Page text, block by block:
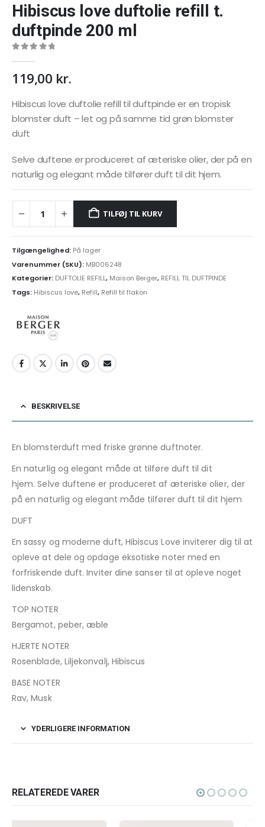
Hibiscus love duftolie refill t.
duftpinde 200 ml
119,00 kr.
Hibiscus love duftolie refill til duftpinde er en tropisk
blomster duft – let og på samme tid grøn blomster
duft
Selve duftene er produceret af æteriske olier, der på en
naturlig og elegant måde tilfører duft til dit hjem.
TILFØJ TIL KURV
Tilgængelighed: På lager
Varenummer (SKU): MB006248
Kategorier: DUFTOLIE REFILL, Maison Berger, REFILL TIL DUFTPINDE
Tags: Hibiscus love, Refill, Refill til flakon
BESKRIVELSE
En blomsterduft med friske grønne duftnoter.
En naturlig og elegant måde at tilføre duft til dit
hjem. Selve duftene er produceret af æteriske olier, der
på en naturlig og elegant måde tilfører duft til dit hjem
DUFT
En sassy og moderne duft, Hibiscus Love inviterer dig til at
opleve at dele og opdage eksotiske noter med en
forfriskende duft. Inviter dine sanser til at opleve noget
lidenskab.
TOP NOTER
Bergamot, peber, æble
HJERTE NOTER
Rosenblade, Liljekonvalj, Hibiscus
BASE NOTER
Rav, Musk
YDERLIGERE INFORMATION
RELATEREDE VARER